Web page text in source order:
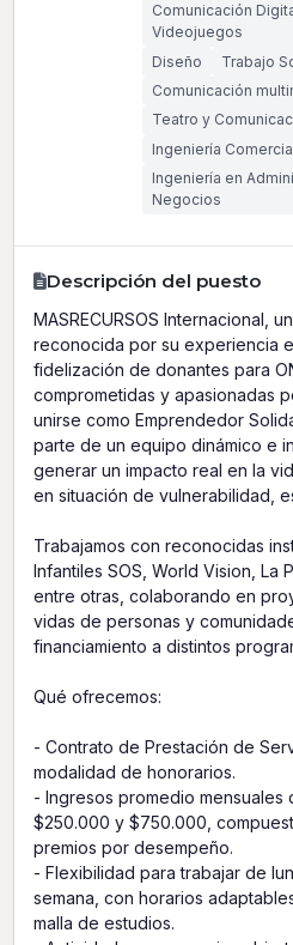
Comunicación
Videojuegos
Diseño
Trabajo
Comunicación
Teatro y
Ingeniería
Ingeniería en
Negocios
Descripción del puesto
MASRECURSOS Internacional,
reconocida por su experiencia
fidelización de donantes para
comprometidas y apasionadas
unirse como Emprendedor
parte de un equipo dinámico e
generar un impacto real en la
en situación de vulnerabilidad,
Trabajamos con reconocidas
Infantiles SOS, World Vision, La
entre otras, colaborando en
vidas de personas y
financiamiento a distintos
Qué ofrecemos:
- Contrato de Prestación de
modalidad de honorarios.
- Ingresos promedio
$250.000 y $750.000,
premios por desempeño.
- Flexibilidad para trabajar de
semana, con horarios
malla de estudios.